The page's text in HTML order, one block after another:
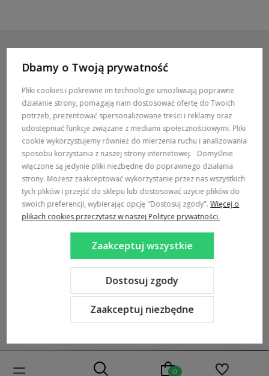
MARKI
POPULARNE KATEGORIE
DOSTAWA:
Sklep internetowy Shoper Premium
Dbamy o Twoją prywatność
Pliki cookies i pokrewne im technologie umożliwiają poprawne
działanie strony, pomagają nam dostosować ofertę do Twoich
potrzeb, prezentować spersonalizowane treści i reklamy oraz
udostępniać funkcje związane z mediami społecznościowymi. Pliki
cookie wykorzystujemy również do mierzenia ruchu i analizowania
sposobu korzystania z naszej strony internetowej. Domyślnie
włączone są jedynie pliki niezbędne do poprawnego działania
strony. Możesz zaakceptować wykorzystanie przez nas wszystkich
tych plików i przejść do sklepu lub dostosować użycie plików do
swoich preferencji, wybierając opcję "Dostosuj zgody".Więcej o
plikach cookies przeczytasz w naszej Polityce prywatności.
Zaakceptuj niezbędne
Dostosuj zgody
Zaakceptuj wszystkie